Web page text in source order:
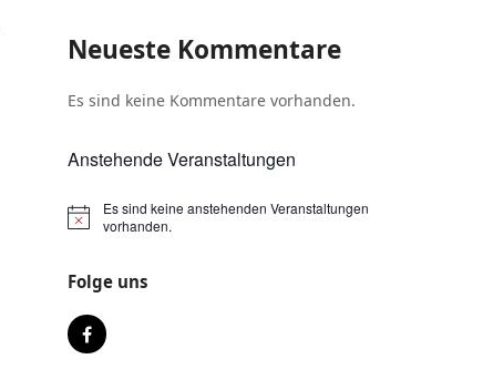
Neueste Kommentare
Es sind keine Kommentare vorhanden.
Anstehende Veranstaltungen
Es sind keine anstehenden Veranstaltungen
vorhanden.
Folge uns
Facebook